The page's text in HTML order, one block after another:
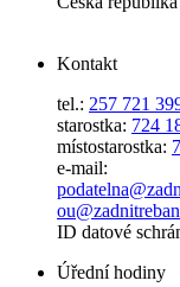
Kontakt
tel.: 257 721
starostka: 724
místostarostka:
e-mail:
ID datové
Úřední hodiny